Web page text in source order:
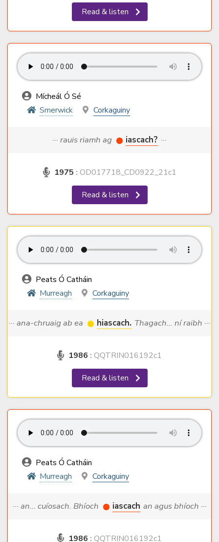
Read & listen
Mícheál Ó Sé
Smerwick
Corkaguiny
··· rauis riamh ag iascach? ···
1975 : OD017718_CD0922_21c1
Read & listen
Peats Ó Catháin
Murreagh
Corkaguiny
··· ana-chruaig ab ea hiascach. Thagach... ní raibh ···
1986 : QQTRIN016192c1
Read & listen
Peats Ó Catháin
Murreagh
Corkaguiny
··· an... cuíosach. Bhíoch iascach an agus bhíoch ···
1986 : QQTRIN016192c1